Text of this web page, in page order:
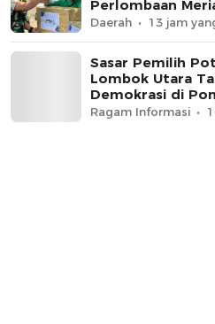
Perlombaan
Daerah 13 jam
Sasar Pemilih
Lombok Utara
Demokrasi di
Ragam Informasi